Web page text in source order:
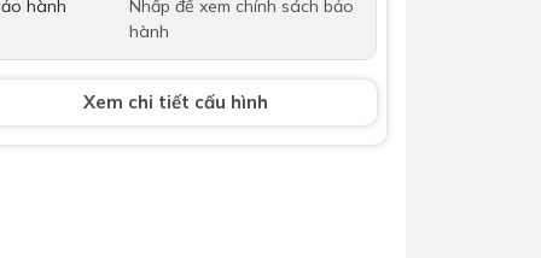
Dịch Vụ Lắp Đặt Bồn Cầu &
Lavabo Lộc Nghi Cần Thơ –
Chuyên Nghiệp & Tận Tâm
hành
Nhấp để xem chính sách bảo
hành
Xem chi tiết cấu hình